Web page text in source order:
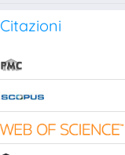
Citazioni